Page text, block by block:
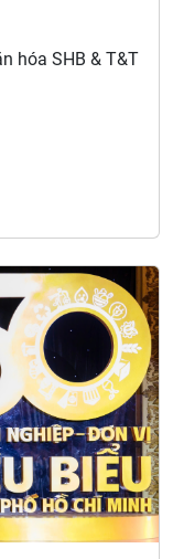
hóa SHB & T&T